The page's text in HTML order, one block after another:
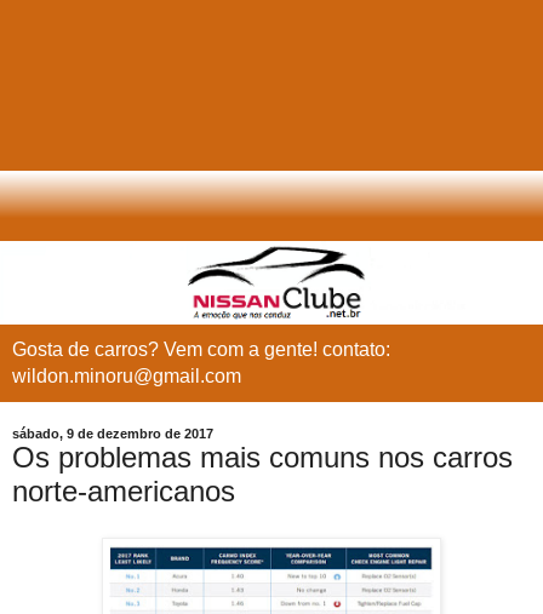
Gosta de carros? Vem com a gente! contato:
wildon.minoru@gmail.com
sábado, 9 de dezembro de 2017
Os problemas mais comuns nos carros
norte-americanos